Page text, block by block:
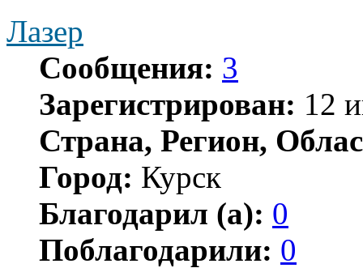
Лазер
Сообщения: 3
Зарегистрирован: 12
Страна, Регион,
Город: Курск
Благодарил (а): 0
Поблагодарили: 0